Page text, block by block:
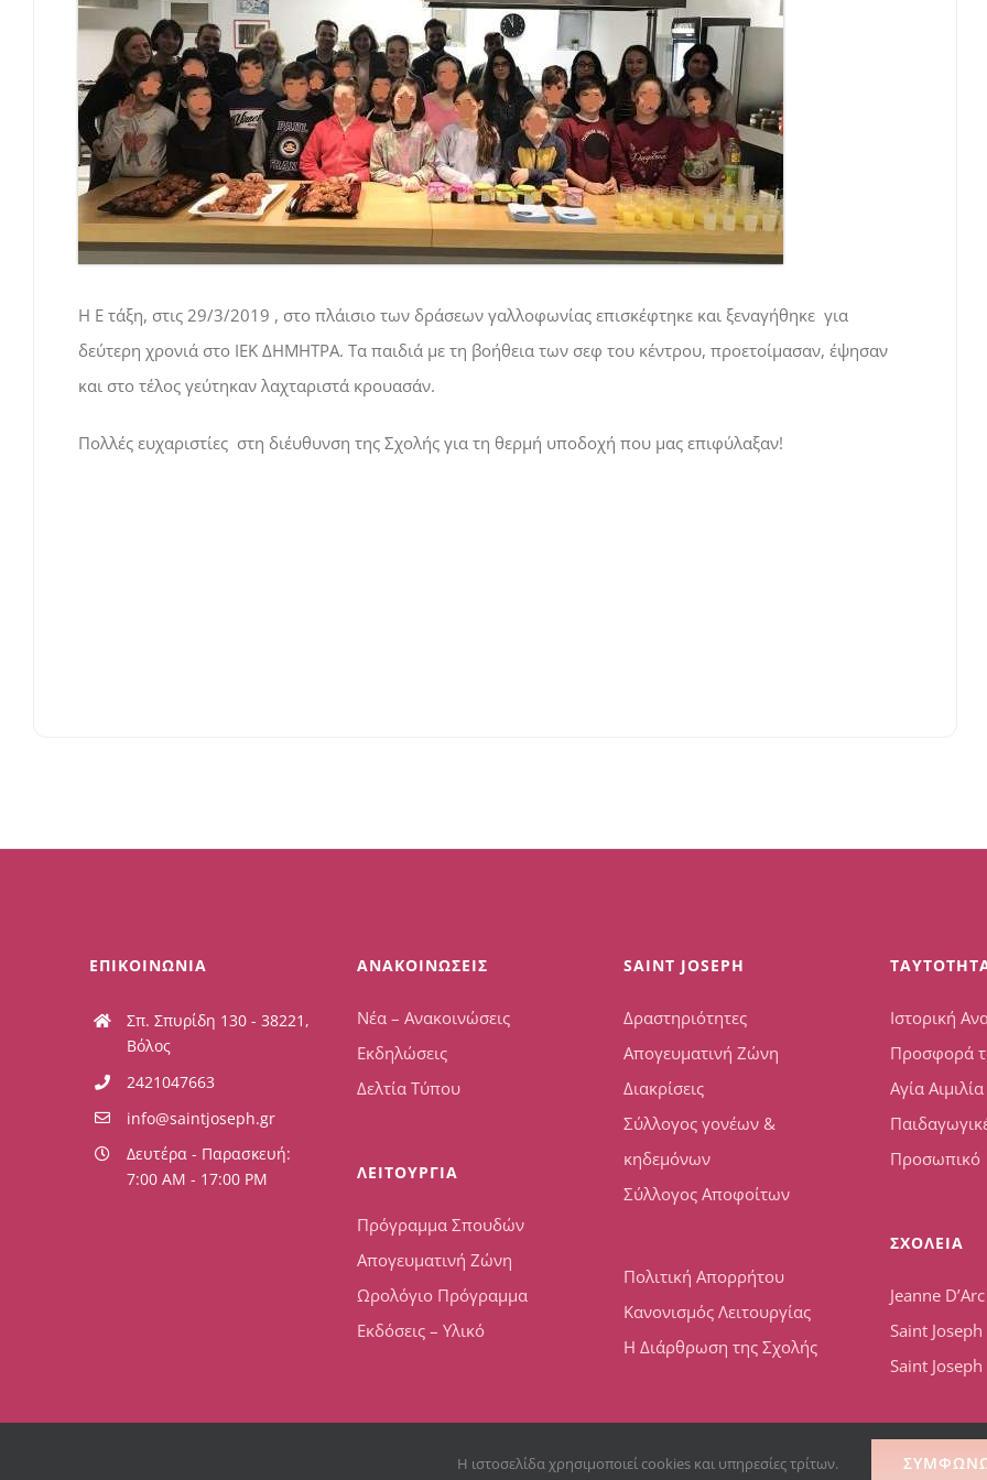
Η Ε τάξη, στις 29/3/2019 , στο πλάισιο των δράσεων γαλλοφωνίας επισκέφτηκε και ξεναγήθηκε για
δεύτερη χρονιά στο ΙΕΚ ΔΗΜΗΤΡΑ. Τα παιδιά με τη βοήθεια των σεφ του κέντρου, προετοίμασαν, έψησαν
και στο τέλος γεύτηκαν λαχταριστά κρουασάν.
Πολλές ευχαριστίες στη διέυθυνση της Σχολής για τη θερμή υποδοχή που μας επιφύλαξαν!
ΕΠΙΚΟΙΝΩΝΙΑ
Σπ. Σπυρίδη 130 - 38221,
Βόλος
2421047663
info@saintjoseph.gr
Δευτέρα - Παρασκευή:
7:00 AM - 17:00 PM
ΑΝΑΚΟΙΝΩΣΕΙΣ
Νέα – Ανακοινώσεις
Εκδηλώσεις
Δελτία Τύπου
ΛΕΙΤΟΥΡΓΙΑ
Πρόγραμμα Σπουδών
Απογευματινή Ζώνη
Ωρολόγιο Πρόγραμμα
Εκδόσεις – Υλικό
SAINT JOSEPH
Δραστηριότητες
Απογευματινή Ζώνη
Διακρίσεις
Σύλλογος γονέων &
κηδεμόνων
Σύλλογος Αποφοίτων
Πολιτική Απορρήτου
Κανονισμός Λειτουργίας
Η Διάρθρωση της Σχολής
Ιστορική
Προσφορά
Αγία
Προσωπικό
ΣΧΟΛΕΙΑ
Jeanne
Saint
Saint
Η ιστοσελίδα χρησιμοποιεί cookies και υπηρεσίες τρίτων.